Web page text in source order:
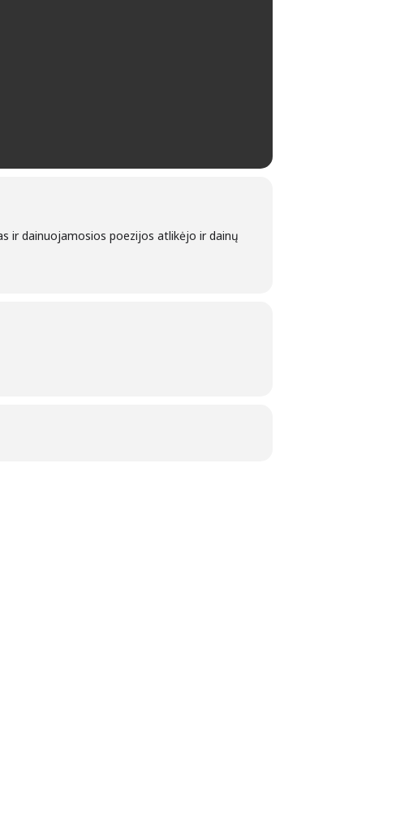
ir dainuojamosios poezijos atlikėjo ir dainų